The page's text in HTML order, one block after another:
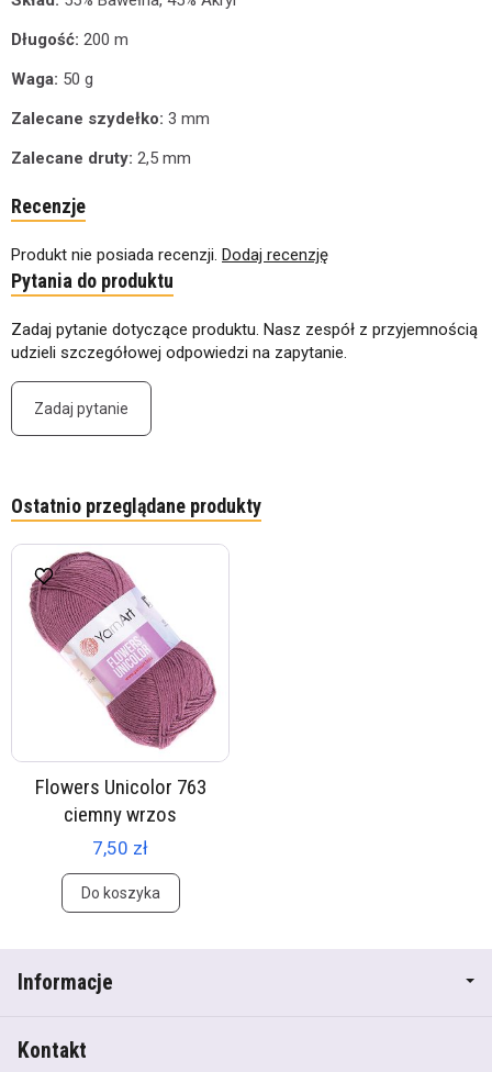
Długość: 200 m
Waga: 50 g
Zalecane szydełko: 3 mm
Zalecane druty: 2,5 mm
Recenzje
Produkt nie posiada recenzji. Dodaj recenzję
Pytania do produktu
Zadaj pytanie dotyczące produktu. Nasz zespół z przyjemnością
udzieli szczegółowej odpowiedzi na zapytanie.
Zadaj pytanie
Ostatnio przeglądane produkty
Flowers Unicolor 763
ciemny wrzos
7,50 zł
Do koszyka
Informacje
Kontakt